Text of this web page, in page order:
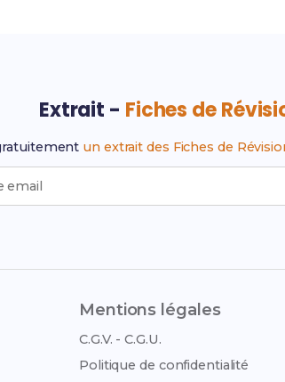
Extrait - Fiches de
un extrait des Fiches de
email
Mentions légales
C.G.V. - C.G.U.
Politique de confidentialité